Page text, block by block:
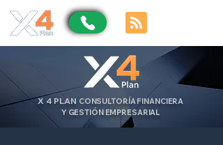
X 4 PLAN CONSULTORÍA FINANCIERA
Y GESTIÓN EMPRESARIAL